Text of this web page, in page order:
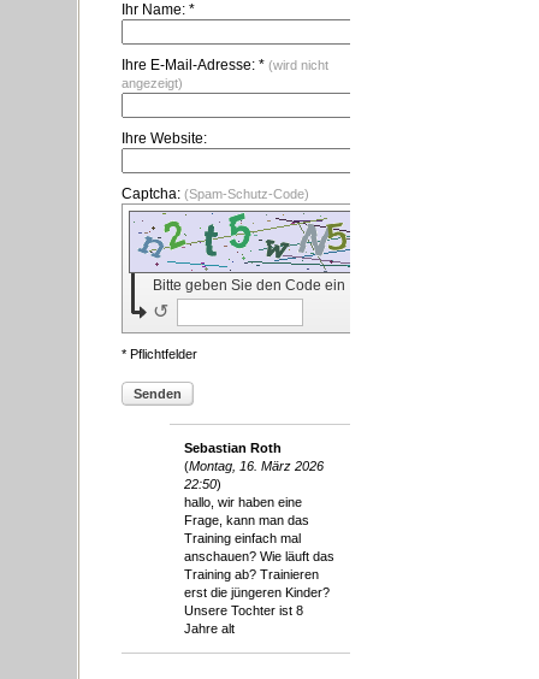
Ihr Name: *
Ihre E-Mail-Adresse: * (wird nicht
angezeigt)
Ihre Website:
Captcha: (Spam-Schutz-Code)
Bitte geben Sie den Code ein
↺
* Pflichtfelder
Senden
Sebastian Roth
(Montag, 16. März 2026
22:50)
hallo, wir haben eine
Frage, kann man das
Training einfach mal
anschauen? Wie läuft das
Training ab? Trainieren
erst die jüngeren Kinder?
Unsere Tochter ist 8
Jahre alt